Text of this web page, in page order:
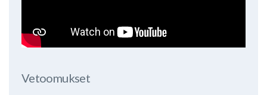
Vetoomukset